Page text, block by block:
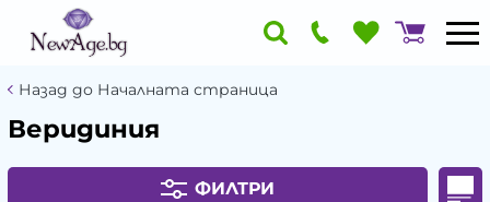
Назад до Началната страница
Веридиния
ФИЛТРИ